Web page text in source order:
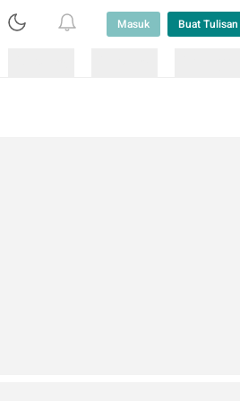
Masuk Buat Tulisan